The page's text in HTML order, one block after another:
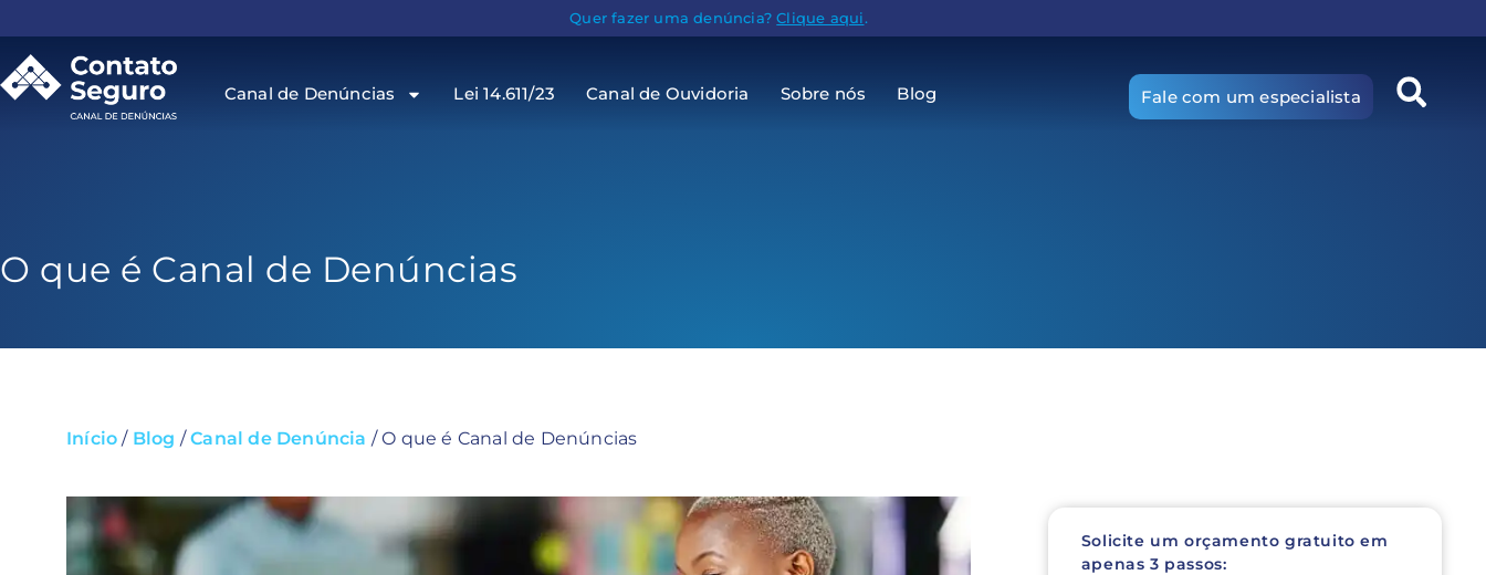
Quer fazer uma denúncia?Clique aqui.
Canal de Denúncias Lei 14.611/23 Canal de Ouvidoria Sobre nós Blog Fale com um especialista
O que é Canal de Denúncias
Início / Blog /Canal de Denúncia /O que é Canal de Denúncias
Solicite um orçamento gratuito em
apenas 3 passos: